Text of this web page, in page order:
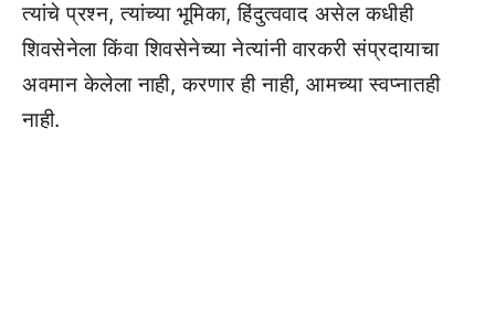
त्यांचे प्रश्न, त्यांच्या भूमिका, हिंदुत्ववाद असेल कधीही
शिवसेनेला किंवा शिवसेनेच्या नेत्यांनी वारकरी संप्रदायाचा
अवमान केलेला नाही, करणार ही नाही, आमच्या स्वप्नातही
नाही.